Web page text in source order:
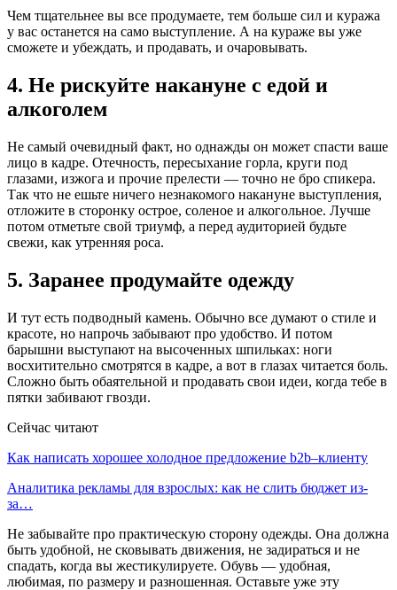
Чем тщательнее вы все продумаете, тем больше сил и куража
у вас останется на само выступление. А на кураже вы уже
сможете и убеждать, и продавать, и очаровывать.
4. Не рискуйте накануне с едой и
алкоголем
Не самый очевидный факт, но однажды он может спасти ваше
лицо в кадре. Отечность, пересыхание горла, круги под
глазами, изжога и прочие прелести — точно не бро спикера.
Так что не ешьте ничего незнакомого накануне выступления,
отложите в сторонку острое, соленое и алкогольное. Лучше
потом отметьте свой триумф, а перед аудиторией будьте
свежи, как утренняя роса.
5. Заранее продумайте одежду
И тут есть подводный камень. Обычно все думают о стиле и
красоте, но напрочь забывают про удобство. И потом
барышни выступают на высоченных шпильках: ноги
восхитительно смотрятся в кадре, а вот в глазах читается боль.
Сложно быть обаятельной и продавать свои идеи, когда тебе в
пятки забивают гвозди.
Сейчас читают
Как написать хорошее холодное предложение b2b–клиенту
Аналитика рекламы для взрослых: как не слить бюджет из-
за…
Не забывайте про практическую сторону одежды. Она должна
быть удобной, не сковывать движения, не задираться и не
спадать, когда вы жестикулируете. Обувь — удобная,
любимая, по размеру и разношенная. Оставьте уже эту